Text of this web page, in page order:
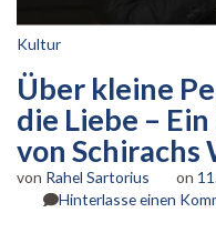
Kultur
Über kleine
die Liebe –
von Schirachs
von Rahel Sartorius on
Hinterlasse einen